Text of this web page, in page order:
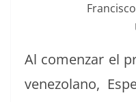
Fran­cis­co
Al comen­zar el
vene­zolano,